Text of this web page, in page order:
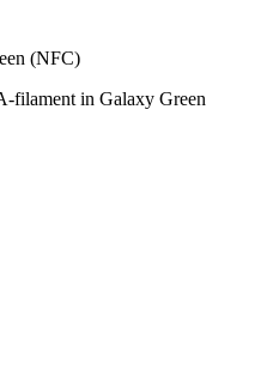
(NFC)
filament in Galaxy Green